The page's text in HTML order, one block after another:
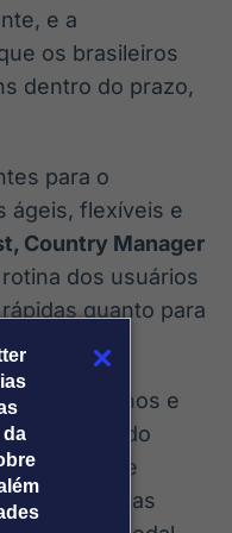
e a
os brasileiros
dentro do prazo,
para o
ágeis, flexíveis e
Country Manager
dos usuários
quanto para
pequenos e
diante do
e
em datas